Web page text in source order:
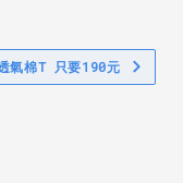
氣棉T 只要190元